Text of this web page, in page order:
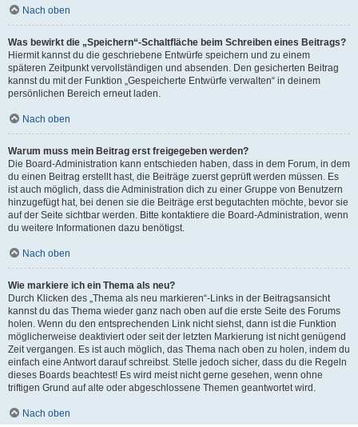
Nach oben
Was bewirkt die „Speichern“-Schaltfläche beim Schreiben eines Beitrags?
Hiermit kannst du die geschriebene Entwürfe speichern und zu einem
späteren Zeitpunkt vervollständigen und absenden. Den gesicherten Beitrag
kannst du mit der Funktion „Gespeicherte Entwürfe verwalten“ in deinem
persönlichen Bereich erneut laden.
Nach oben
Warum muss mein Beitrag erst freigegeben werden?
Die Board-Administration kann entschieden haben, dass in dem Forum, in dem
du einen Beitrag erstellt hast, die Beiträge zuerst geprüft werden müssen. Es
ist auch möglich, dass die Administration dich zu einer Gruppe von Benutzern
hinzugefügt hat, bei denen sie die Beiträge erst begutachten möchte, bevor sie
auf der Seite sichtbar werden. Bitte kontaktiere die Board-Administration, wenn
du weitere Informationen dazu benötigst.
Nach oben
Wie markiere ich ein Thema als neu?
Durch Klicken des „Thema als neu markieren“-Links in der Beitragsansicht
kannst du das Thema wieder ganz nach oben auf die erste Seite des Forums
holen. Wenn du den entsprechenden Link nicht siehst, dann ist die Funktion
möglicherweise deaktiviert oder seit der letzten Markierung ist nicht genügend
Zeit vergangen. Es ist auch möglich, das Thema nach oben zu holen, indem du
einfach eine Antwort darauf schreibst. Stelle jedoch sicher, dass du die Regeln
dieses Boards beachtest! Es wird meist nicht gerne gesehen, wenn ohne
triftigen Grund auf alte oder abgeschlossene Themen geantwortet wird.
Nach oben